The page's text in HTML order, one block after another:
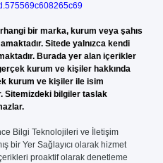
bir marka, kurum veya şahıs
Sitede yalnızca kendi
Burada yer alan içerikler
kurum ve kişiler hakkında
kurum ve kişiler ile isim
Sitemizdeki bilgiler taslak
Bilgi Teknolojileri ve İletişim
bir Yer Sağlayıcı olarak hizmet
proaktif olarak denetleme